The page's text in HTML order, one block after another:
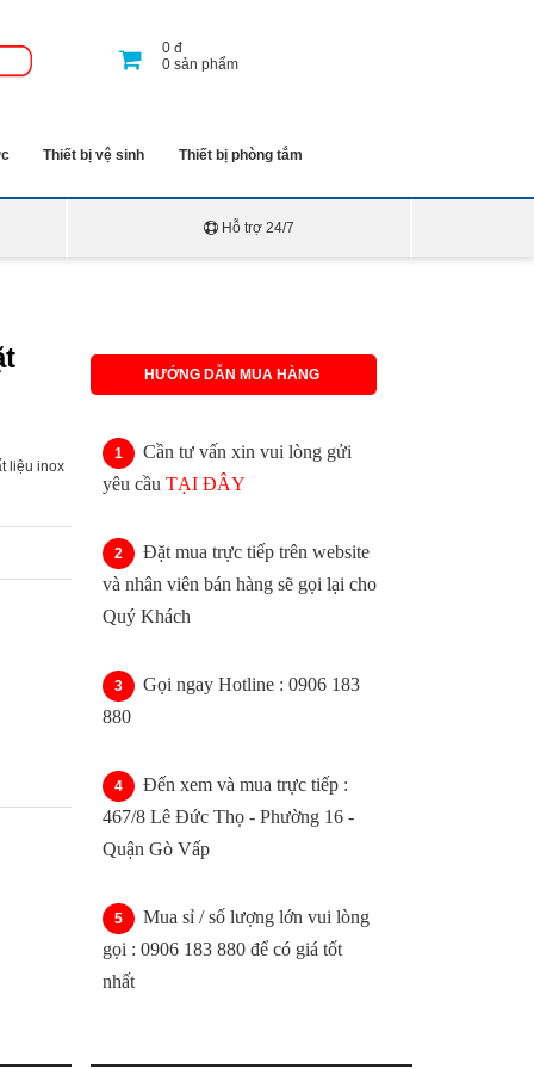
0đ
0sản phẩm
Thiết bị vệ sinh Thiết bị phòng tắm
Hỗ trợ 24/7
liệu inox
HƯỚNG DẪN MUA HÀNG
Cần tư vấn xin vui lòng gửi
yêu cầu TẠI ĐÂY
Đặt mua trực tiếp trên website
và nhân viên bán hàng sẽ gọi lại cho
Quý Khách
Gọi ngay Hotline : 0906 183
880
Đến xem và mua trực tiếp :
467/8 Lê Đức Thọ - Phường 16 -
Quận Gò Vấp
Mua sỉ / số lượng lớn vui lòng
gọi : 0906 183 880 để có giá tốt
nhất